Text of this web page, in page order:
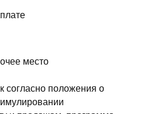
место
согласно положения о